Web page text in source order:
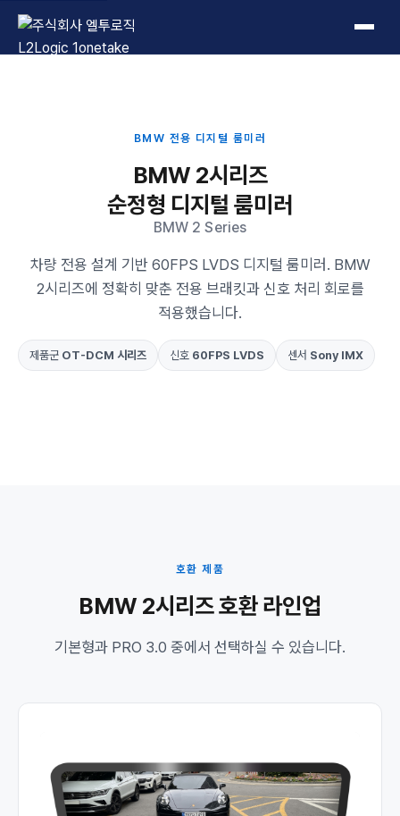
L2Logic 1onetake
BMW 전용 디지털 룸미러
BMW 2시리즈
순정형 디지털 룸미러
BMW 2 Series
차량 전용 설계 기반 60FPS LVDS 디지털 룸미러. BMW
2시리즈에 정확히 맞춘 전용 브래킷과 신호 처리 회로를
적용했습니다.
제품군 OT-DCM 시리즈 신호 60FPS LVDS 센서 Sony IMX
호환 제품
BMW 2시리즈 호환 라인업
기본형과 PRO 3.0 중에서 선택하실 수 있습니다.